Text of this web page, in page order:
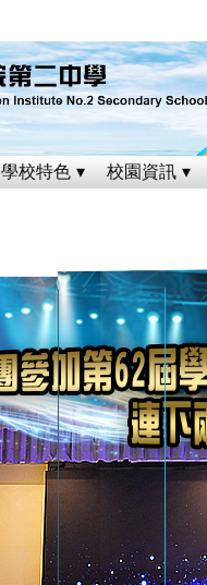
學校特色 校園資訊